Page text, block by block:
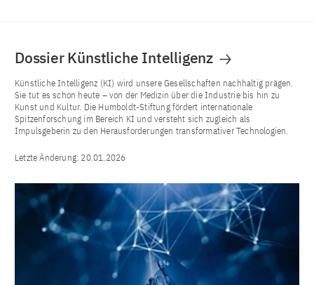
Dossier Künstliche Intelligenz
Künstliche Intelligenz (KI) wird unsere Gesellschaften nachhaltig prägen.
Sie tut es schon heute – von der Medizin über die Industrie bis hin zu
Kunst und Kultur. Die Humboldt-Stiftung fördert internationale
Spitzenforschung im Bereich KI und versteht sich zugleich als
Impulsgeberin zu den Herausforderungen transformativer Technologien.
Letzte Änderung: 20.01.2026